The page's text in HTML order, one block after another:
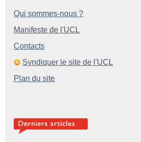
Qui sommes-nous ?
Manifeste de l'UCL
Contacts
Syndiquer le site de l'UCL
Plan du site